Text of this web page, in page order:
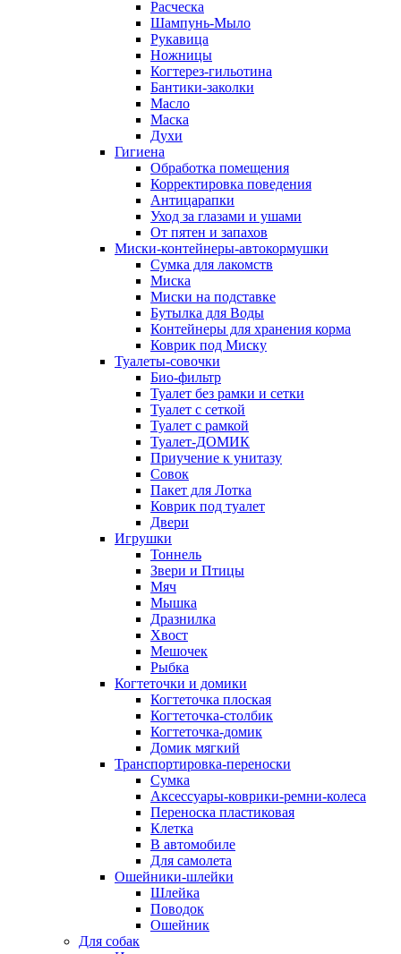
Расческа
Шампунь-Мыло
Рукавица
Ножницы
Когтерез-гильотина
Бантики-заколки
Масло
Маска
Духи
Гигиена
Обработка помещения
Корректировка поведения
Антицарапки
Уход за глазами и ушами
От пятен и запахов
Миски-контейнеры-автокормушки
Сумка для лакомств
Миска
Миски на подставке
Бутылка для Воды
Контейнеры для хранения корма
Коврик под Миску
Туалеты-совочки
Био-фильтр
Туалет без рамки и сетки
Туалет с сеткой
Туалет с рамкой
Туалет-ДОМИК
Приучение к унитазу
Совок
Пакет для Лотка
Коврик под туалет
Двери
Игрушки
Тоннель
Звери и Птицы
Мяч
Мышка
Дразнилка
Хвост
Мешочек
Рыбка
Когтеточки и домики
Когтеточка плоская
Когтеточка-столбик
Когтеточка-домик
Домик мягкий
Транспортировка-переноски
Сумка
Аксессуары-коврики-ремни-колеса
Переноска пластиковая
Клетка
В автомобиле
Для самолета
Ошейники-шлейки
Шлейка
Поводок
Ошейник
Для собак